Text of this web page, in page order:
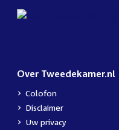
Over Tweedekamer.nl
Colofon
Disclaimer
Uw privacy